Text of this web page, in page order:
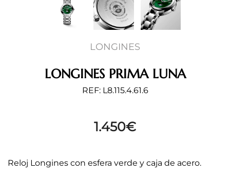
LONGINES
LONGINES PRIMA LUNA
REF: L8.115.4.61.6
1.450€
Reloj Longines con esfera verde y caja de acero.